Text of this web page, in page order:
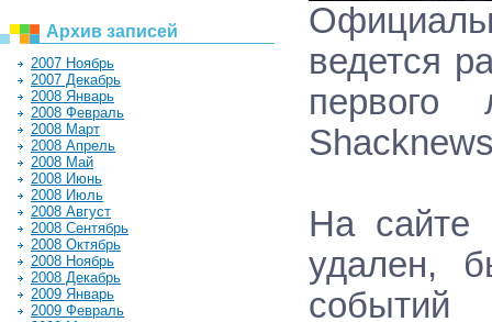
Архив записей
2007 Ноябрь
2007 Декабрь
2008 Январь
2008 Февраль
2008 Март
2008 Апрель
2008 Май
2008 Июнь
2008 Июль
2008 Август
2008 Сентябрь
2008 Октябрь
2008 Ноябрь
2008 Декабрь
2009 Январь
2009 Февраль
ведется
первого
На сайте
удален,
событий